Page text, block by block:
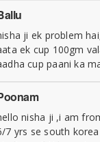
ji ek problem
ek cup 100gm
cup paani ka
nisha ji ,i am
7 yrs se south